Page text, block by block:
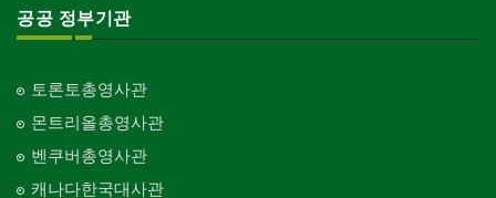
공공 정부기관
토론토총영사관
몬트리올총영사관
벤쿠버총영사관
캐나다한국대사관